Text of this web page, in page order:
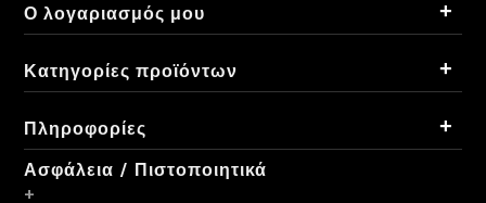
Ο λογαριασμός μου +
Κατηγορίες προϊόντων +
Πληροφορίες +
Ασφάλεια / Πιστοποιητικά
+